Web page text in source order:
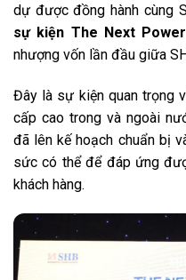
dự được đồng hành cùng
sự kiện The Next Power
nhượng vốn lần đầu giữa
Đây là sự kiện quan trọng
cấp cao trong và ngoài
đã lên kế hoạch chuẩn bị
sức có thể để đáp ứng
khách hàng.